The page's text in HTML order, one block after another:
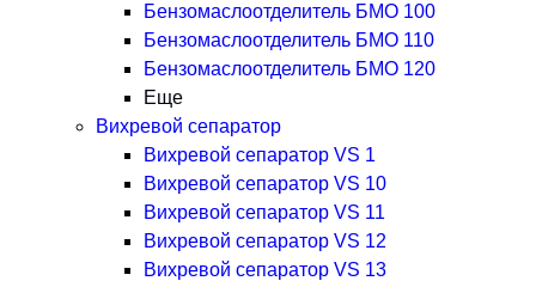
Бензомаслоотделитель БМО 100
Бензомаслоотделитель БМО 110
Бензомаслоотделитель БМО 120
Еще
Вихревой сепаратор
Вихревой сепаратор VS 1
Вихревой сепаратор VS 10
Вихревой сепаратор VS 11
Вихревой сепаратор VS 12
Вихревой сепаратор VS 13